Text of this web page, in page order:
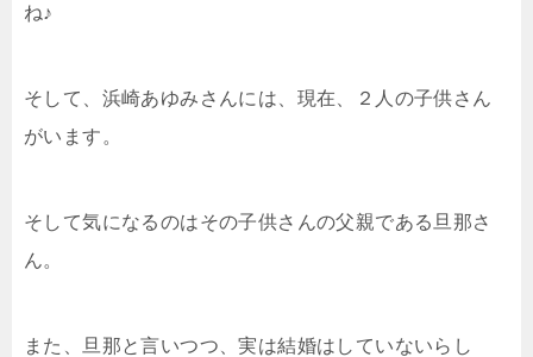
ね♪
そして、浜崎あゆみさんには、現在、２人の子供さん
がいます。
そして気になるのはその子供さんの父親である旦那さ
ん。
また、旦那と言いつつ、実は結婚はしていないらし